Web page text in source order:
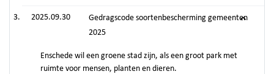
2025.09.30
Gedragscode soortenbescherming gemeenten
2025
Enschede wil een groene stad zijn, als een groot park met
ruimte voor mensen, planten en dieren.